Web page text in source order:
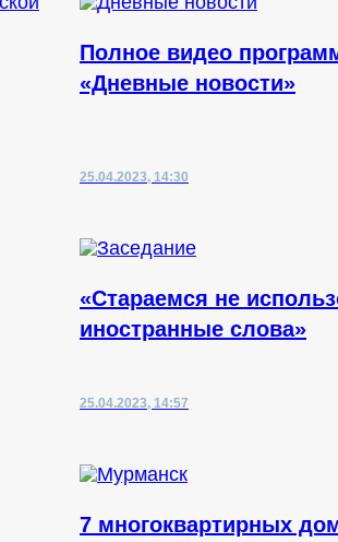
Полное видео
«Дневные новости»
25.04.2023, 14:30
«Стараемся не
иностранные слова»
25.04.2023, 14:57
7 многоквартирных